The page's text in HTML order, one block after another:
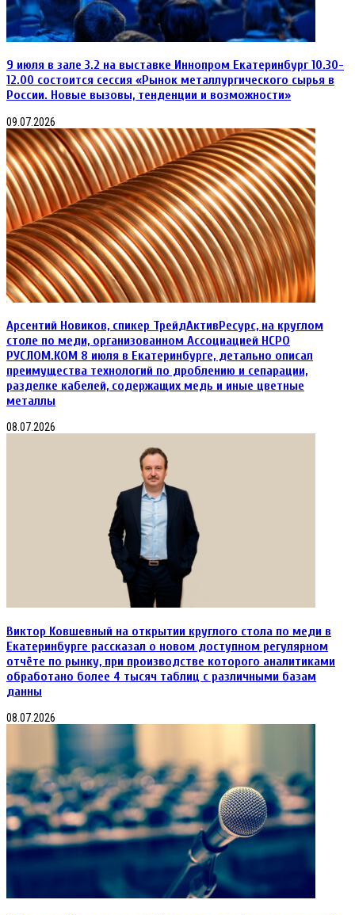
9 июля в зале 3.2 на выставке Иннопром Екатеринбург 10.30-
12.00 состоится сессия «Рынок металлургического сырья в
России. Новые вызовы, тенденции и возможности»
09.07.2026
Арсентий Новиков, спикер ТрейдАктивРесурс, на круглом
столе по меди, организованном Ассоциацией НСРО
РУСЛОМ.КОM 8 июля в Екатеринбурге, детально описал
преимущества технологий по дроблению и сепарации,
разделке кабелей, содержащих медь и иные цветные
металлы
08.07.2026
Виктор Ковшевный на открытии круглого стола по меди в
Екатеринбурге рассказал о новом доступном регулярном
отчёте по рынку, при производстве которого аналитиками
обработано более 4 тысяч таблиц с различными базам
данны
08.07.2026